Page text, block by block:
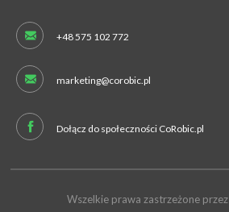
+48 575 102 772
marketing@corobic.pl
Dołącz do społeczności CoRobic.pl
Wszelkie prawa zastrzeżone przez